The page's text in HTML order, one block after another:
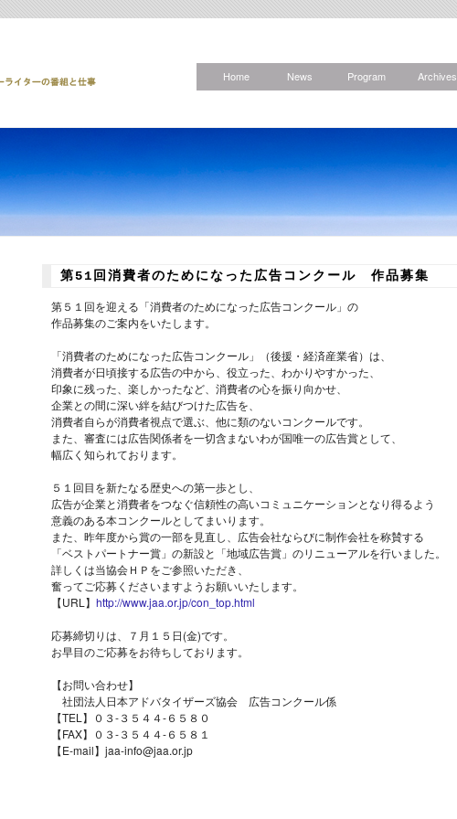
Home News Program Archives
第51回消費者のためになった広告コンクール 作品募集
第５１回を迎える「消費者のためになった広告コンクール」の
作品募集のご案内をいたします。
「消費者のためになった広告コンクール」（後援・経済産業省）は、
消費者が日頃接する広告の中から、役立った、わかりやすかった、
印象に残った、楽しかったなど、消費者の心を振り向かせ、
企業との間に深い絆を結びつけた広告を、
消費者自らが消費者視点で選ぶ、他に類のないコンクールです。
また、審査には広告関係者を一切含まないわが国唯一の広告賞として、
幅広く知られております。
５１回目を新たなる歴史への第一歩とし、
広告が企業と消費者をつなぐ信頼性の高いコミュニケーションとなり得るよう
意義のある本コンクールとしてまいります。
また、昨年度から賞の一部を見直し、広告会社ならびに制作会社を称賛する
「ベストパートナー賞」の新設と「地域広告賞」のリニューアルを行いました。
詳しくは当協会ＨＰをご参照いただき、
奮ってご応募くださいますようお願いいたします。
【URL】 http://www.jaa.or.jp/con_top.html
応募締切りは、７月１５日(金)です。
お早目のご応募をお待ちしております。
【お問い合わせ】
社団法人日本アドバタイザーズ協会 広告コンクール係
【TEL】０３-３５４４-６５８０
【FAX】０３-３５４４-６５８１
【E-mail】jaa-info@jaa.or.jp